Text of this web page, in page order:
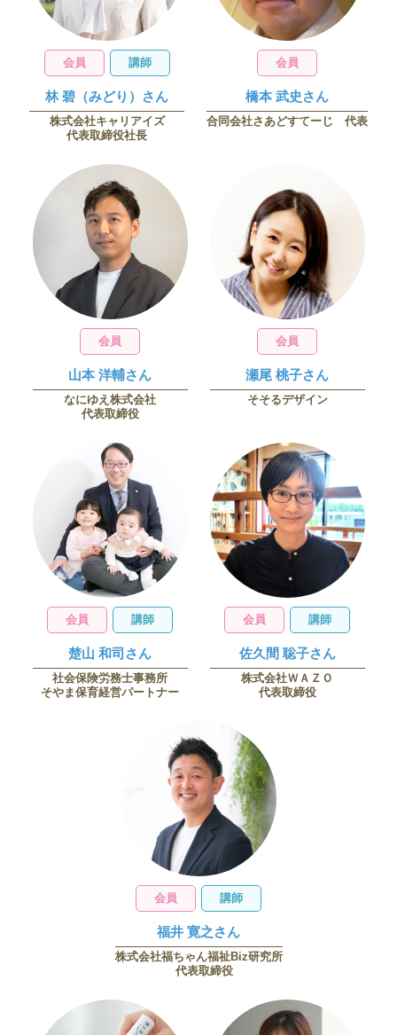
会員 講師
林 碧（みどり）さん
株式会社キャリアイズ
代表取締役社長
会員
橋本 武史さん
合同会社さあどすてーじ 代表
会員
山本 洋輔さん
なにゆえ株式会社
代表取締役
会員
瀬尾 桃子さん
そそるデザイン
会員 講師
楚山 和司さん
社会保険労務士事務所
そやま保育経営パートナー
会員 講師
佐久間 聡子さん
株式会社ＷＡＺＯ
代表取締役
会員 講師
福井 寛之さん
株式会社福ちゃん福祉Biz研究所
代表取締役